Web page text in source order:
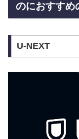
のにおすすめ
U-NEXT